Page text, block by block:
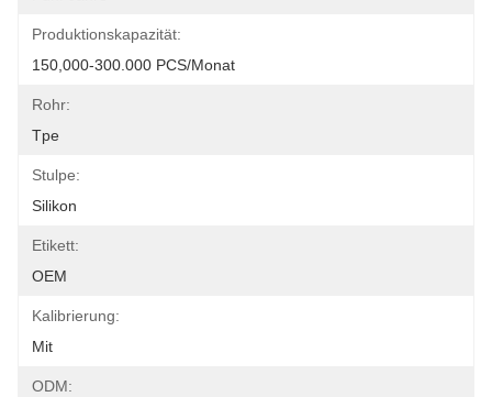
Produktionskapazität:
150,000-300.000 PCS/Monat
Rohr:
Tpe
Stulpe:
Silikon
Etikett:
OEM
Kalibrierung:
Mit
ODM: